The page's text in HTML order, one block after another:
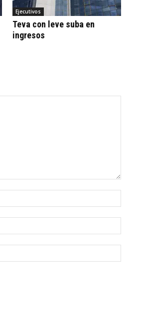
Ejecutivos
Teva con leve suba en
ingresos